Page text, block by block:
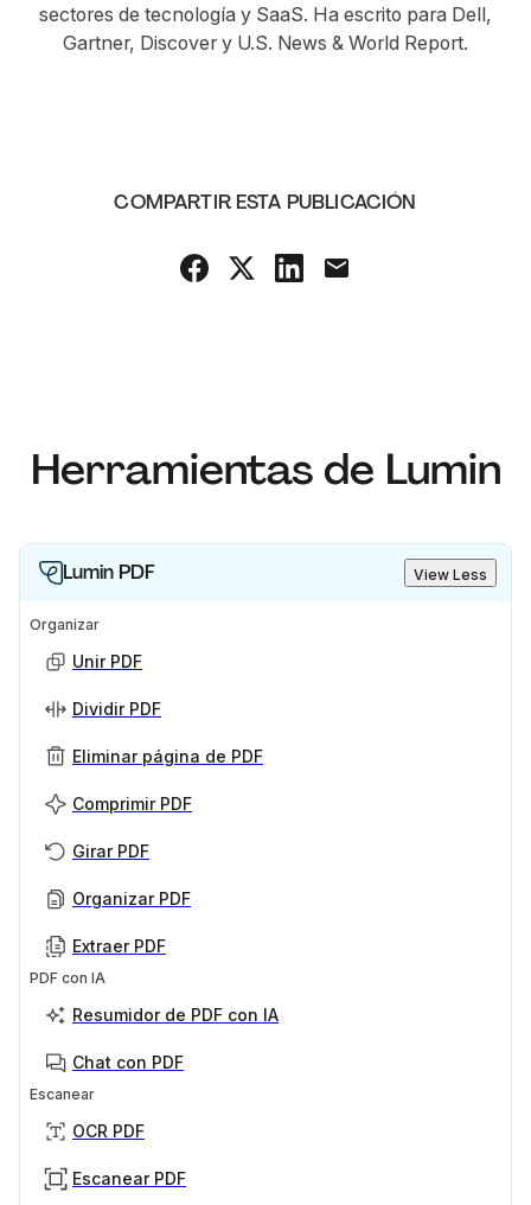
sectores de tecnología y SaaS. Ha escrito para Dell,
Gartner, Discover y U.S. News & World Report.
COMPARTIR ESTA PUBLICACIÓN
Herramientas de Lumin
Lumin PDF View Less
Organizar
Unir PDF
Dividir PDF
Eliminar página de PDF
Comprimir PDF
Girar PDF
Organizar PDF
Extraer PDF
PDF con IA
Resumidor de PDF con IA
Chat con PDF
Escanear
OCR PDF
Escanear PDF